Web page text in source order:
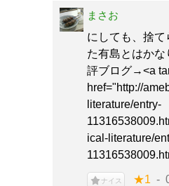
まさお
にしても、捨
た有島とはか
評ブログ→<a
href="http://
literature/entry-
ical-literature/
ナイス ★1